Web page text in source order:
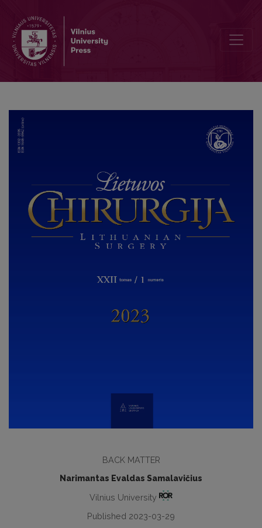
BACK MATTER
Narimantas Evaldas Samalavičius
Vilnius University
Published 2023-03-29